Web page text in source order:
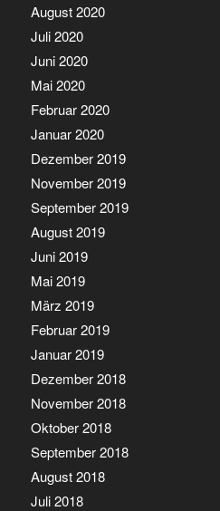
August 2020
Juli 2020
Juni 2020
Mai 2020
Februar 2020
Januar 2020
Dezember 2019
November 2019
September 2019
August 2019
Juni 2019
Mai 2019
März 2019
Februar 2019
Januar 2019
Dezember 2018
November 2018
Oktober 2018
September 2018
August 2018
Juli 2018